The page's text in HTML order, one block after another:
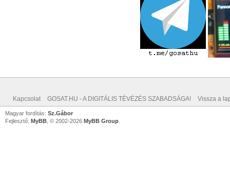
Kapcsolat GOSAT.HU - A DIGITÁLIS TÉVÉZÉS SZABADSÁGA! Vissza a
Magyar fordítás: Sz.Gábor
Fejlesztő: MyBB , © 2002-2026 MyBB Group